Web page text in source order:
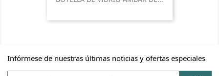
Infórmese de nuestras últimas noticias y ofertas especiales